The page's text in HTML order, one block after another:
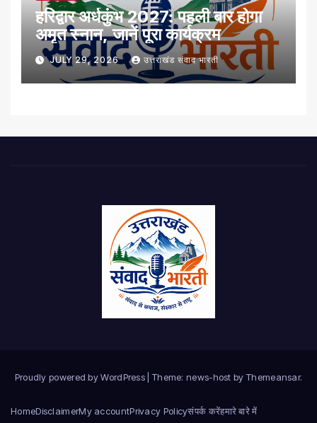
हरिद्वार अर्धकुंभ 2027: पहली बार होगा
अमृत स्नान, जानें पूरा कार्यक्रम
JULY 29, 2026 उत्तराखंड संवाद भारती
Proudly powered by WordPress Theme: news-host by Themeansar.
HomeDisclaimerMy accountPrivacy Policyसंपर्क करेंहमारे बारे में